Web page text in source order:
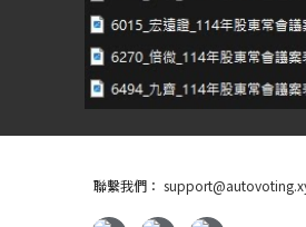
聯繫我們：support@auto